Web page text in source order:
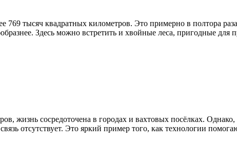
тысяч квадратных километров. Это примерно в полтора
Здесь можно встретить и хвойные леса, пригодные
жизнь сосредоточена в городах и вахтовых посёлках.
отсутствует. Это яркий пример того, как технологии